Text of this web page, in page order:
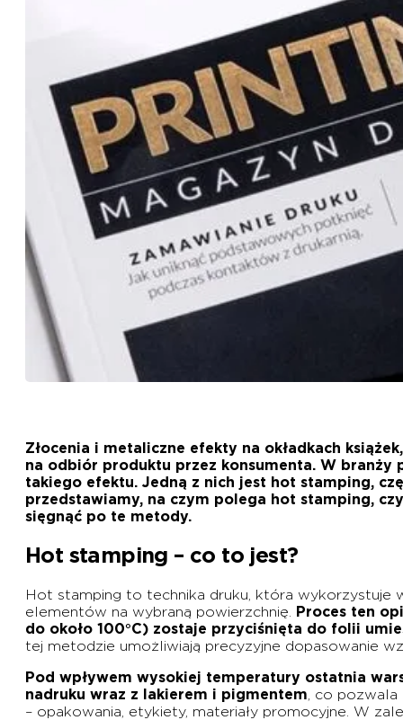
Złocenia i metaliczne efekty na okładkach
na odbiór produktu przez konsumenta. W
takiego efektu. Jedną z nich jest hot stamping,
przedstawiamy, na czym polega hot stamping,
sięgnąć po te metody.
Hot stamping – co to jest?
Hot stamping to technika druku, która wykorzystuje
elementów na wybraną powierzchnię.
Proces ten
do około 100°C) zostaje przyciśnięta do folii
tej metodzie umożliwiają precyzyjne dopasowanie
Pod wpływem wysokiej temperatury ostatnia
nadruku wraz z lakierem i pigmentem , co
– opakowania, etykiety, materiały promocyjne. W